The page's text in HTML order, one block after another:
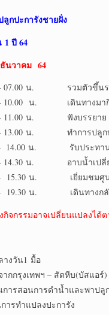
ลูกปะการังชายฝั่ง
1 ปี 64
นวาคม 64
– 07.00 น. รวมตัวขึ้นร
– 10.00 น. เดินทางมากิ
11.00 น. ฟังบรรยาย เรื่
13.00 น. ทำการปลูกปะ
– 14.00 น. รับประทานอ
– 14.30 น. อาบน้ำเปลี่ย
– 15.30 น. เยี่ยมชมศูนย์อ
– 19.30 น. เดินทางกลั
กิจกรรมอาจเปลี่ยนแปลงได้
างวัน1 มื้อ
ากกรุงเทพฯ – สัตหีบ(บัสแอร์)
การสอนการดำน้ำและพาปลู
ารทำแปลงปะการัง